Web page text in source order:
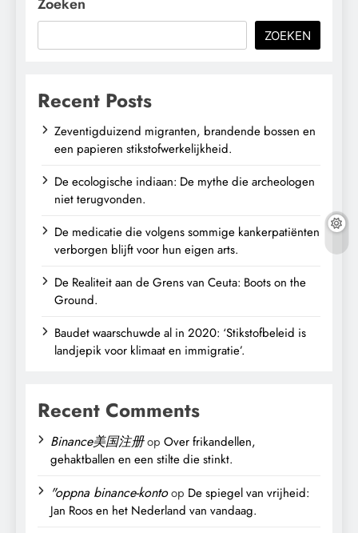
ZOEKEN
Recent Posts
Zeventigduizend migranten, brandende bossen en
een papieren stikstofwerkelijkheid.
De ecologische indiaan: De mythe die archeologen
niet terugvonden.
De medicatie die volgens sommige kankerpatiënten
verborgen blijft voor hun eigen arts.
De Realiteit aan de Grens van Ceuta: Boots on the
Ground.
Baudet waarschuwde al in 2020: ‘Stikstofbeleid is
landjepik voor klimaat en immigratie’.
Recent Comments
Binance美国注册op Over frikandellen,
gehaktballen en een stilte die stinkt.
"oppna binance-kontoop De spiegel van vrijheid:
Jan Roos en het Nederland van vandaag.